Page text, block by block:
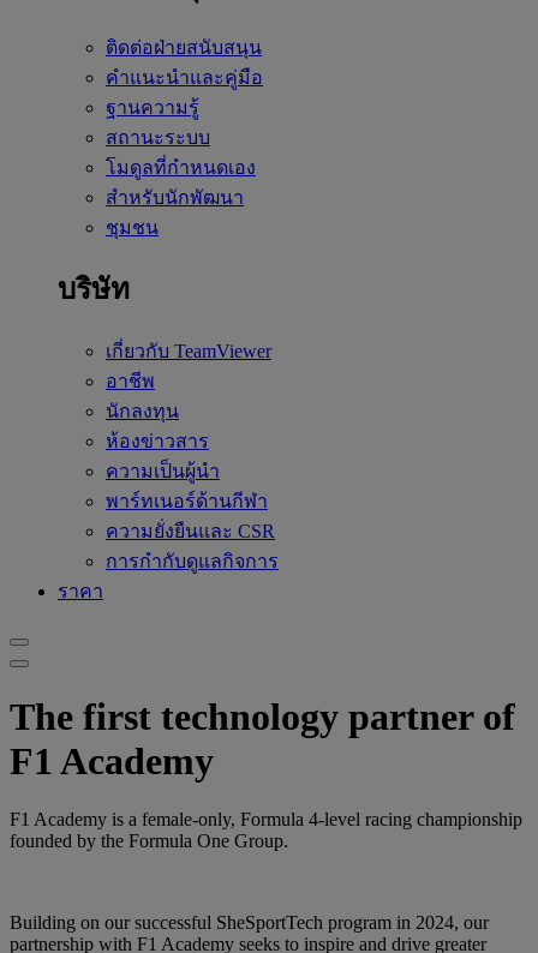
ติดต่อฝ่ายสนับสนุน
คำแนะนำและคู่มือ
ฐานความรู้
สถานะระบบ
โมดูลที่กำหนดเอง
สำหรับนักพัฒนา
ชุมชน
บริษัท
เกี่ยวกับ TeamViewer
อาชีพ
นักลงทุน
ห้องข่าวสาร
ความเป็นผู้นำ
พาร์ทเนอร์ด้านกีฬา
ความยั่งยืนและ CSR
การกำกับดูแลกิจการ
ราคา
The first technology partner of
F1 Academy
F1 Academy is a female-only, Formula 4-level racing championship
founded by the Formula One Group.
Building on our successful SheSportTech program in 2024, our
partnership with F1 Academy seeks to inspire and drive greater